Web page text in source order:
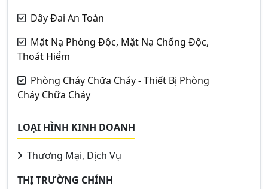
Dây Đai An Toàn
Mặt Nạ Phòng Độc, Mặt Nạ Chống Độc,
Thoát Hiểm
Phòng Cháy Chữa Cháy - Thiết Bị Phòng
Cháy Chữa Cháy
LOẠI HÌNH KINH DOANH
Thương Mại, Dịch Vụ
THỊ TRƯỜNG CHÍNH